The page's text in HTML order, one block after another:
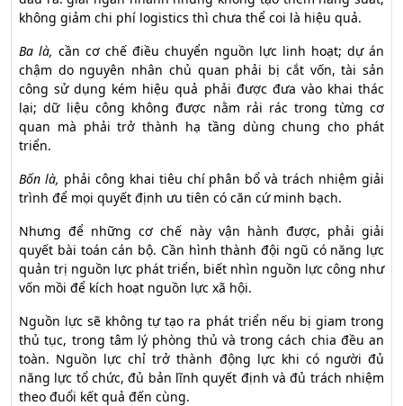
không giảm chi phí logistics thì chưa thể coi là hiệu quả.
Ba là, cần cơ chế điều chuyển nguồn lực linh hoạt; dự án
chậm do nguyên nhân chủ quan phải bị cắt vốn, tài sản
công sử dụng kém hiệu quả phải được đưa vào khai thác
lại; dữ liệu công không được nằm rải rác trong từng cơ
quan mà phải trở thành hạ tầng dùng chung cho phát
triển.
Bốn là, phải công khai tiêu chí phân bổ và trách nhiệm giải
trình để mọi quyết định ưu tiên có căn cứ minh bạch.
Nhưng để những cơ chế này vận hành được, phải giải
quyết bài toán cán bộ. Cần hình thành đội ngũ có năng lực
quản trị nguồn lực phát triển, biết nhìn nguồn lực công như
vốn mồi để kích hoạt nguồn lực xã hội.
Nguồn lực sẽ không tự tạo ra phát triển nếu bị giam trong
thủ tục, trong tâm lý phòng thủ và trong cách chia đều an
toàn. Nguồn lực chỉ trở thành động lực khi có người đủ
năng lực tổ chức, đủ bản lĩnh quyết định và đủ trách nhiệm
theo đuổi kết quả đến cùng.